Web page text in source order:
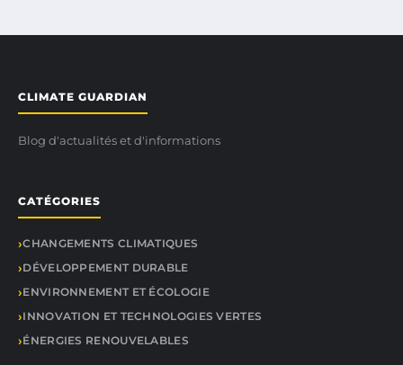
CLIMATE GUARDIAN
Blog d'actualités et d'informations
CATÉGORIES
CHANGEMENTS CLIMATIQUES
DÉVELOPPEMENT DURABLE
ENVIRONNEMENT ET ÉCOLOGIE
INNOVATION ET TECHNOLOGIES VERTES
ÉNERGIES RENOUVELABLES